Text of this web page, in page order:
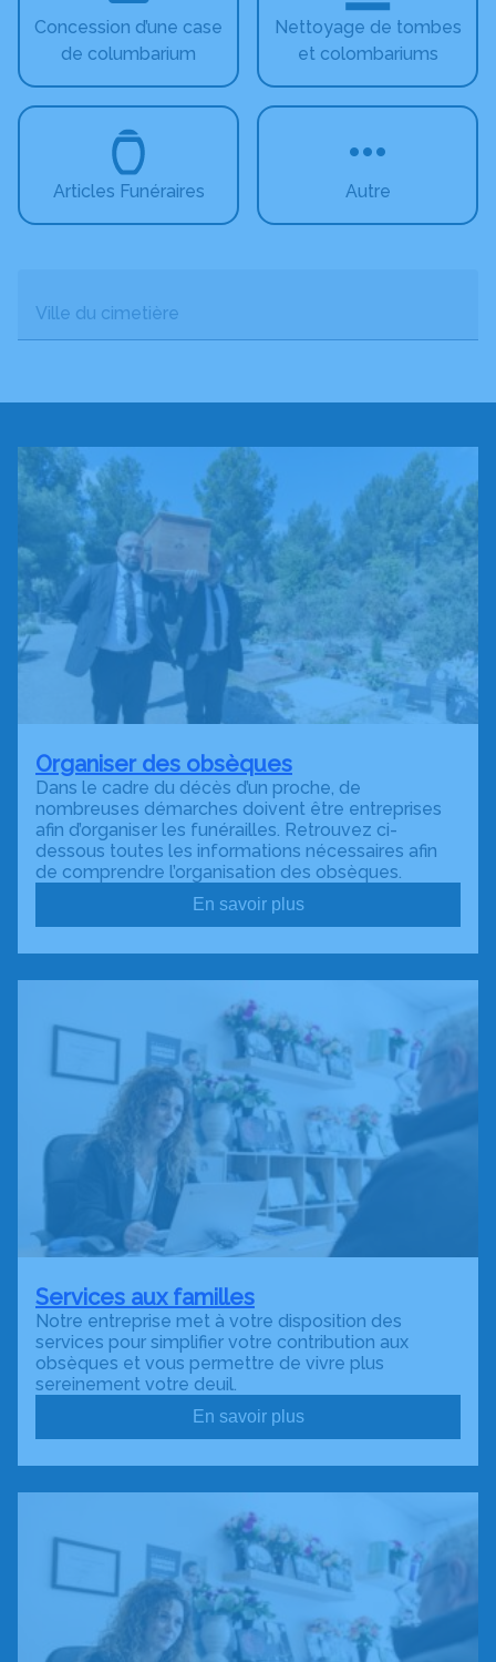
Concession d’une case
de columbarium
Nettoyage de tombes
et colombariums
Articles Funéraires Autre
Ville du cimetière
Organiser des obsèques
Dans le cadre du décès d’un proche, de
nombreuses démarches doivent être entreprises
afin d’organiser les funérailles. Retrouvez ci-
dessous toutes les informations nécessaires afin
de comprendre l’organisation des obsèques.
En savoir plus
Services aux familles
Notre entreprise met à votre disposition des
services pour simplifier votre contribution aux
obsèques et vous permettre de vivre plus
sereinement votre deuil.
En savoir plus